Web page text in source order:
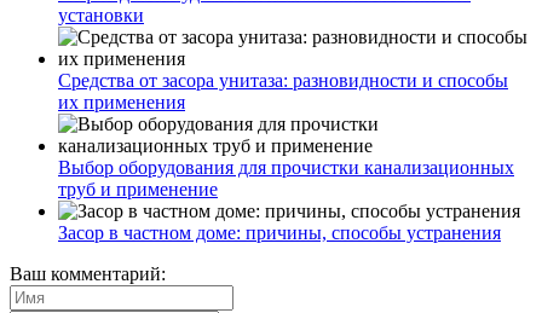
установки
Средства от засора унитаза: разновидности и способы
их применения
Выбор оборудования для прочистки канализационных
труб и применение
Засор в частном доме: причины, способы устранения
Ваш комментарий: